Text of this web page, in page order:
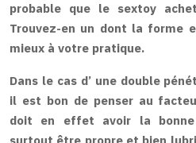
probable que le sextoy
Trouvez-en un dont la forme
mieux à votre pratique.
Dans le cas d’ une double
il est bon de penser au
doit en effet avoir la